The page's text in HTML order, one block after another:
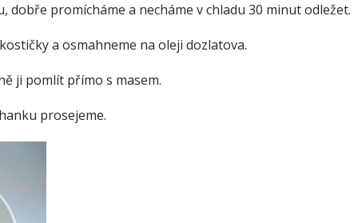
dobře promícháme a necháme v chladu 30 minut odležet.
a osmahneme na oleji dozlatova.
ji pomlít přímo s masem.
prosejeme.